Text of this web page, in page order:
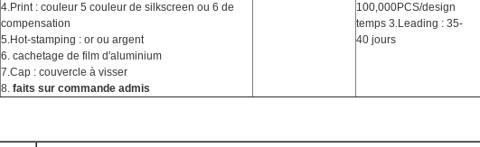
4.Print : couleur 5 couleur de silkscreen ou 6 de
compensation
5.Hot-stamping : or ou argent
6. cachetage de film d'aluminium
7.Cap : couvercle à visser
8. faits sur commande admis
100,000PCS/design
temps 3.Leading : 35-
40 jours